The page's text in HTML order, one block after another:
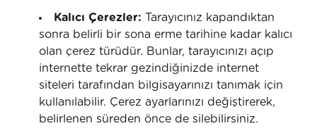
Kalıcı Çerezler: Tarayıcınız kapandıktan
sonra belirli bir sona erme tarihine kadar kalıcı
olan çerez türüdür. Bunlar, tarayıcınızı açıp
internette tekrar gezindiğinizde internet
siteleri tarafından bilgisayarınızı tanımak için
kullanılabilir. Çerez ayarlarınızı değiştirerek,
belirlenen süreden önce de silebilirsiniz.